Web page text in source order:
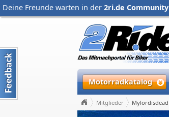
Deine Freunde warten in der 2ri.de Community
Motorradkatalog
Mitglieder Mylordisdead